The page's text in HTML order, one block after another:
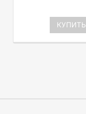
КУПИТЬ